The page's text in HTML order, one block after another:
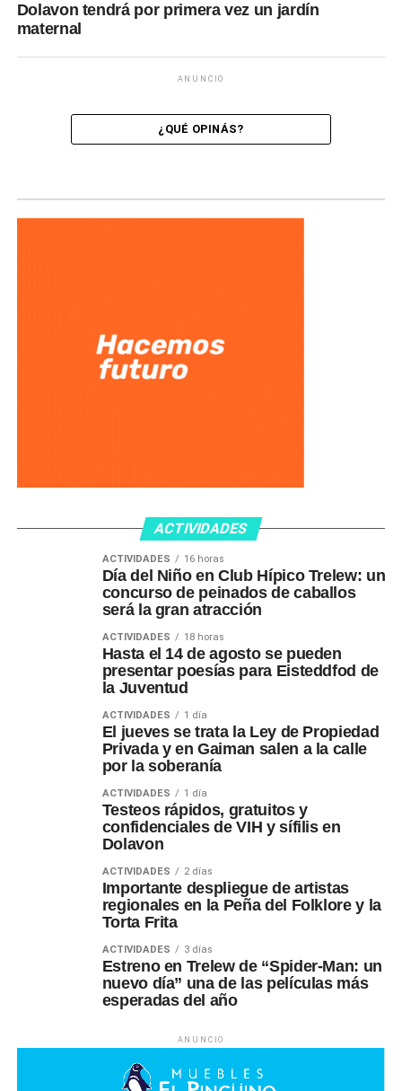
Dolavon tendrá por primera vez un jardín
maternal
ANUNCIO
¿QUÉ OPINÁS?
ACTIVIDADES
ACTIVIDADES 16 horas
Día del Niño en Club Hípico Trelew: un
concurso de peinados de caballos
será la gran atracción
ACTIVIDADES 18 horas
Hasta el 14 de agosto se pueden
presentar poesías para Eisteddfod de
la Juventud
ACTIVIDADES 1 día
El jueves se trata la Ley de Propiedad
Privada y en Gaiman salen a la calle
por la soberanía
ACTIVIDADES 1 día
Testeos rápidos, gratuitos y
confidenciales de VIH y sífilis en
Dolavon
ACTIVIDADES 2 días
Importante despliegue de artistas
regionales en la Peña del Folklore y la
Torta Frita
ACTIVIDADES 3 días
Estreno en Trelew de “Spider-Man: un
nuevo día” una de las películas más
esperadas del año
ANUNCIO